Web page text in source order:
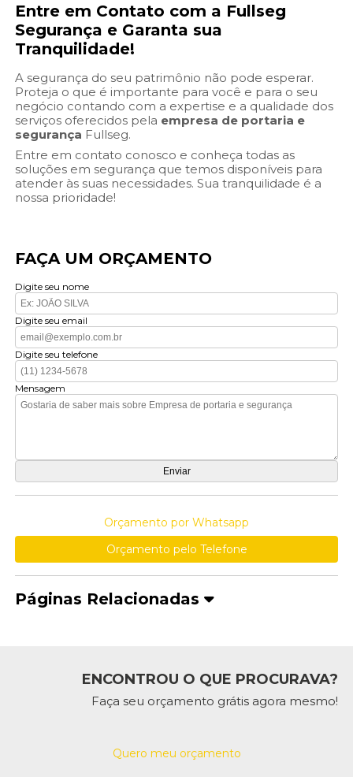
Entre em Contato com a Fullseg
Segurança e Garanta sua
Tranquilidade!
A segurança do seu patrimônio não pode esperar.
Proteja o que é importante para você e para o seu
negócio contando com a expertise e a qualidade dos
serviços oferecidos pela empresa de portaria e
segurança Fullseg.
Entre em contato conosco e conheça todas as
soluções em segurança que temos disponíveis para
atender às suas necessidades. Sua tranquilidade é a
nossa prioridade!
FAÇA UM ORÇAMENTO
Digite seu nome
Digite seu email
Digite seu telefone
Mensagem
Orçamento por Whatsapp
Orçamento pelo Telefone
Páginas Relacionadas
ENCONTROU O QUE PROCURAVA?
Faça seu orçamento grátis agora mesmo!
Quero meu orçamento